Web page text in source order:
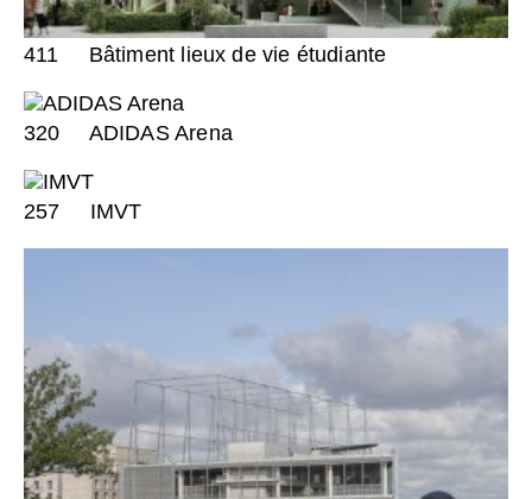
411 Bâtiment lieux de vie étudiante
320 ADIDAS Arena
257 IMVT